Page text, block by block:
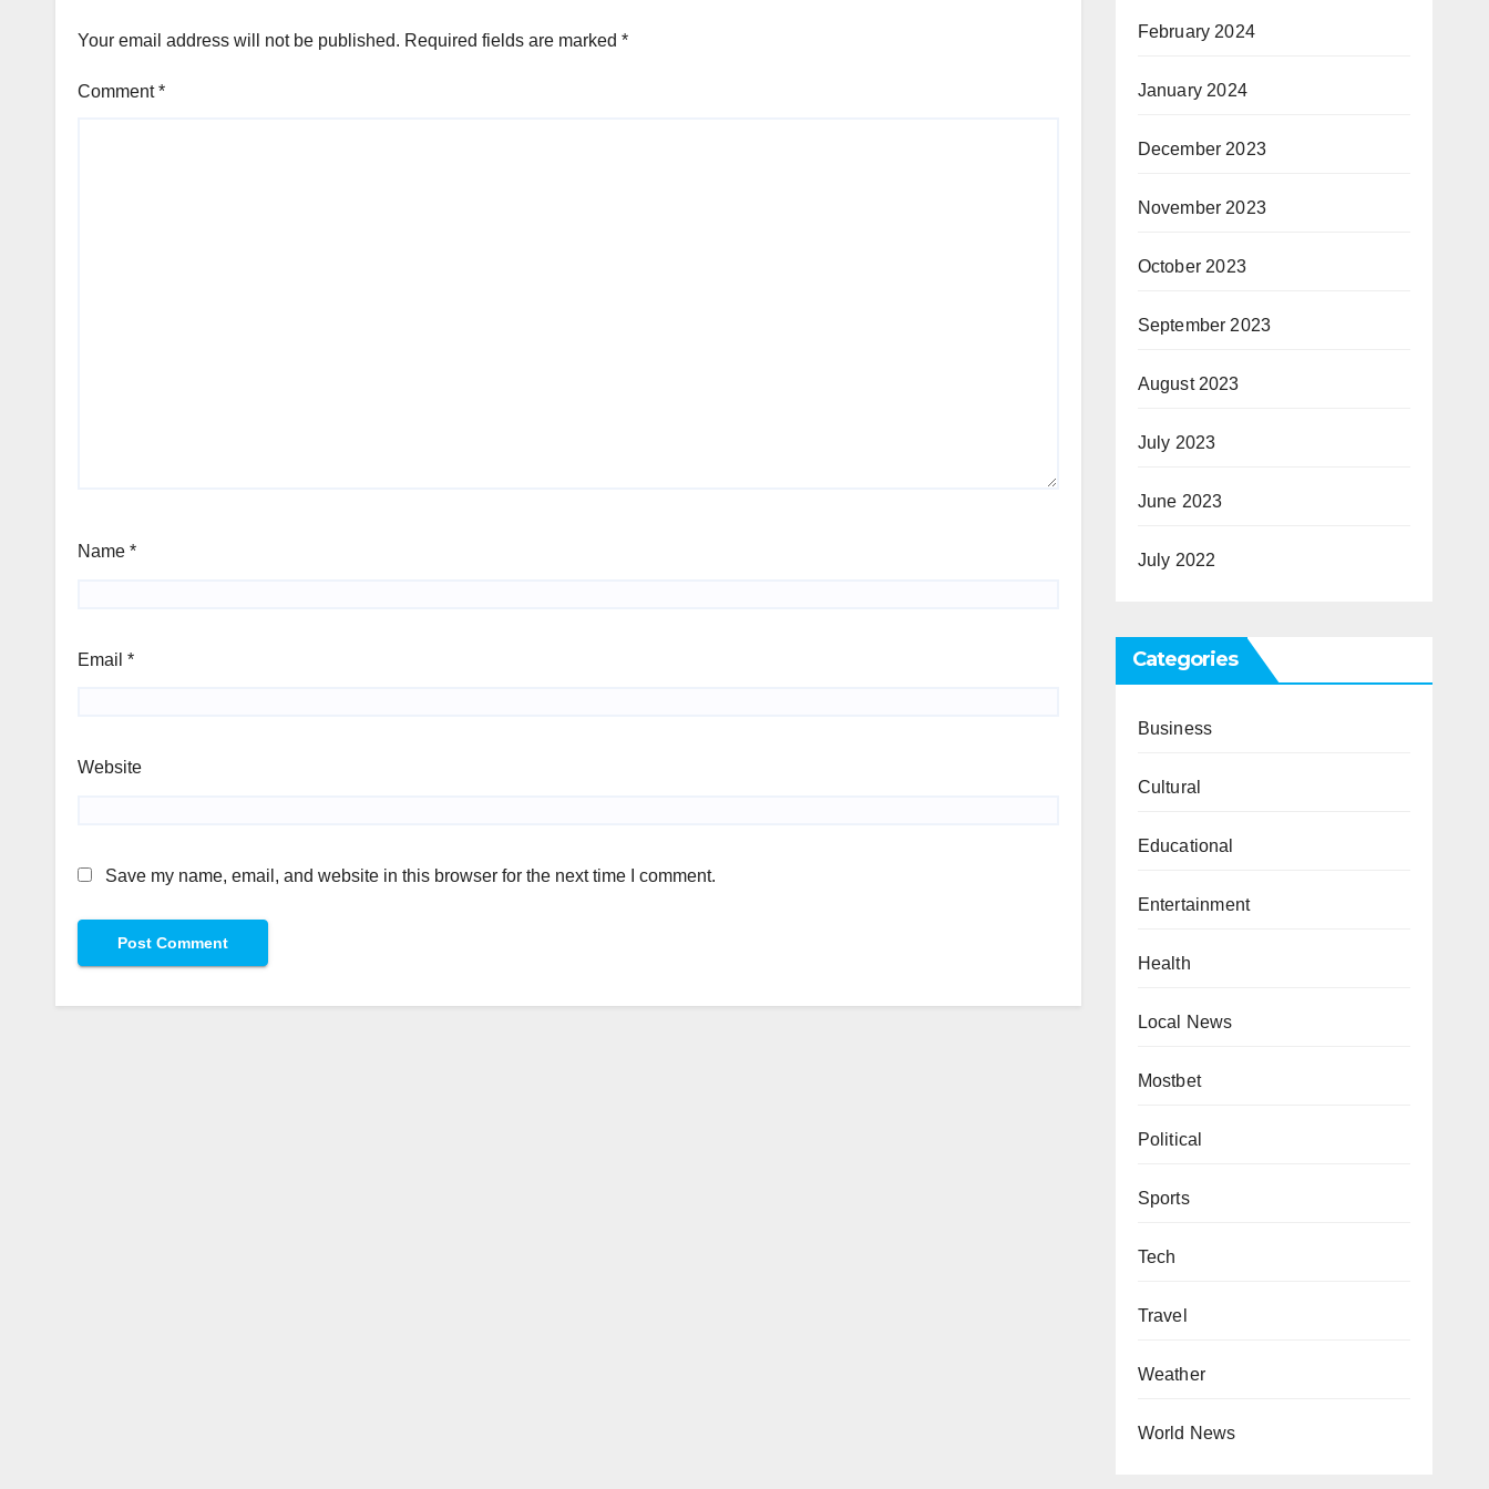
Your email address will not be published. Required fields are marked *
Comment*
Name *
Email *
Website
Save my name, email, and website in this browser for the next time I comment.
February 2024
January 2024
December 2023
November 2023
October 2023
September 2023
August 2023
July 2023
June 2023
July 2022
Categories
Business
Cultural
Educational
Entertainment
Health
Local News
Mostbet
Political
Sports
Tech
Travel
Weather
World News